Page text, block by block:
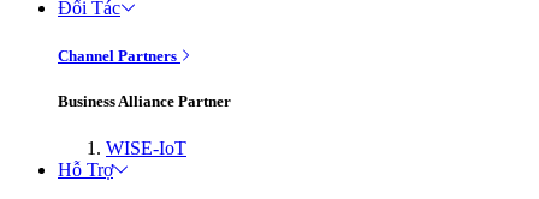
Đối Tác
Channel Partners
Business Alliance Partner
WISE-IoT
Hỗ Trợ